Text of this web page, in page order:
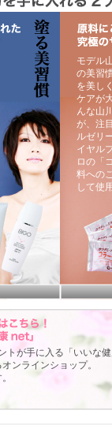
モデル
の美習
を美し
ケアが
んな山
が、注
ルゼリ
イヤル
ロの「
料への
して使
トが手に入る「いいな
ンラインショップ。